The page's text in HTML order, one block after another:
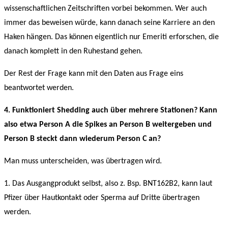
wissenschaftlichen Zeitschriften vorbei bekommen. Wer auch
immer das beweisen würde, kann danach seine Karriere an den
Haken hängen. Das können eigentlich nur Emeriti erforschen, die
danach komplett in den Ruhestand gehen.
Der Rest der Frage kann mit den Daten aus Frage eins
beantwortet werden.
4. Funktioniert Shedding auch über mehrere Stationen? Kann
also etwa Person A die Spikes an Person B weitergeben und
Person B steckt dann wiederum Person C an?
Man muss unterscheiden, was übertragen wird.
1. Das Ausgangprodukt selbst, also z. Bsp. BNT162B2, kann laut
Pfizer über Hautkontakt oder Sperma auf Dritte übertragen
werden.